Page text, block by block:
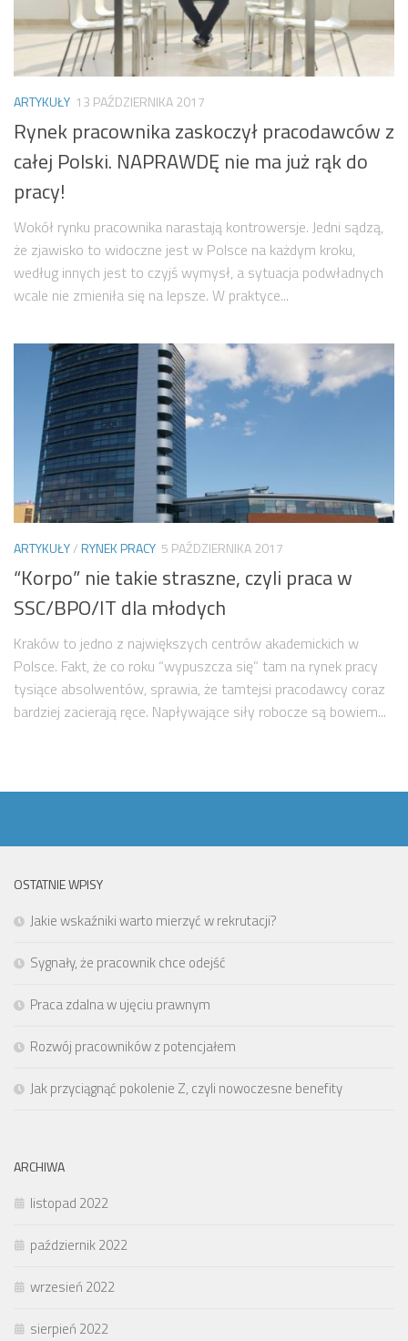
ARTYKUŁY 13 PAŹDZIERNIKA 2017
Rynek pracownika zaskoczył pracodawców z
całej Polski. NAPRAWDĘ nie ma już rąk do
pracy!
Wokół rynku pracownika narastają kontrowersje. Jedni sądzą,
że zjawisko to widoczne jest w Polsce na każdym kroku,
według innych jest to czyjś wymysł, a sytuacja podwładnych
wcale nie zmieniła się na lepsze. W praktyce...
ARTYKUŁY/RYNEK PRACY 5 PAŹDZIERNIKA 2017
“Korpo” nie takie straszne, czyli praca w
SSC/BPO/IT dla młodych
Kraków to jedno z największych centrów akademickich w
Polsce. Fakt, że co roku “wypuszcza się” tam na rynek pracy
tysiące absolwentów, sprawia, że tamtejsi pracodawcy coraz
bardziej zacierają ręce. Napływające siły robocze są bowiem...
OSTATNIE WPISY
Jakie wskaźniki warto mierzyć w rekrutacji?
Sygnały, że pracownik chce odejść
Praca zdalna w ujęciu prawnym
Rozwój pracowników z potencjałem
Jak przyciągnąć pokolenie Z, czyli nowoczesne benefity
ARCHIWA
listopad 2022
październik 2022
wrzesień 2022
sierpień 2022